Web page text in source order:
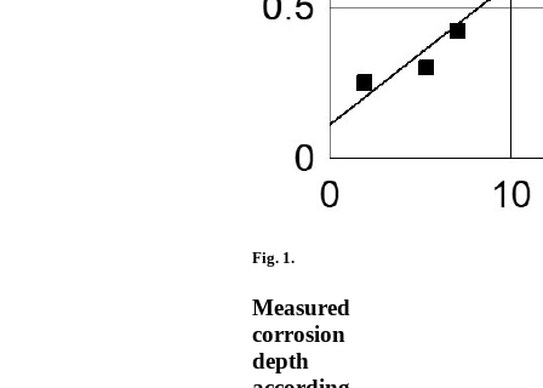
Fig. 1.
Measured
corrosion
depth